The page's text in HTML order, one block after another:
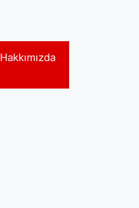
Hakkımızda